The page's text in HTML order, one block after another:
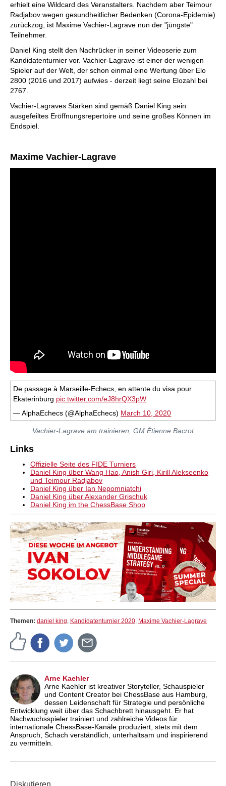
erhielt eine Wildcard des Veranstalters. Nachdem aber Teimour
Radjabov wegen gesundheitlicher Bedenken (Corona-Epidemie)
zurückzog, ist Maxime Vachier-Lagrave nun der "jüngste"
Teilnehmer.
Daniel King stellt den Nachrücker in seiner Videoserie zum
Kandidatenturnier vor. Vachier-Lagrave ist einer der wenigen
Spieler auf der Welt, der schon einmal eine Wertung über Elo
2800 (2016 und 2017) aufwies - derzeit liegt seine Elozahl bei
2767.
Vachier-Lagraves Stärken sind gemäß Daniel King sein
ausgefeiltes Eröffnungsrepertoire und seine großes Können im
Endspiel.
Maxime Vachier-Lagrave
De passage à Marseille-Echecs, en attente du visa pour
Ekaterinburg pic.twitter.com/eJ8hrQX3pW
— AlphaEchecs (@AlphaEchecs) March 10, 2020
Vachier-Lagrave am trainieren, GM Étienne Bacrot
Links
Offizielle Seite des FIDE Turniers
Daniel King über Wang Hao, Anish Giri, Kirill Alekseenko
und Teimour Radjabov
Daniel King über Ian Nepomniatchi
Daniel King über Alexander Grischuk
Daniel King im the ChessBase Shop
Themen: daniel king Kandidatenturnier 2020 Maxime Vachier-Lagrave
Arne Kaehler
Arne Kaehler ist kreativer Storyteller, Schauspieler
und Content Creator bei ChessBase aus Hamburg,
dessen Leidenschaft für Strategie und persönliche
Entwicklung weit über das Schachbrett hinausgeht. Er hat
Nachwuchsspieler trainiert und zahlreiche Videos für
internationale ChessBase-Kanäle produziert, stets mit dem
Anspruch, Schach verständlich, unterhaltsam und inspirierend
zu vermitteln.
Diskutieren